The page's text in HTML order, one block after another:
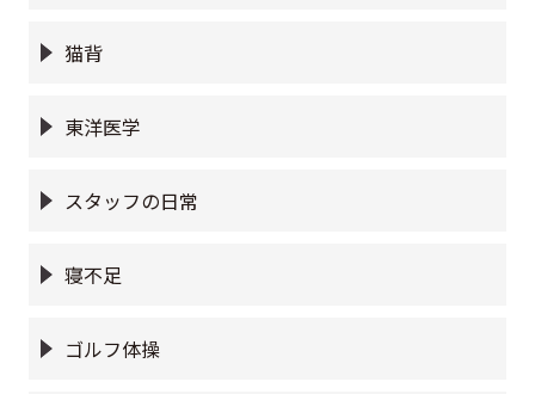
猫背
東洋医学
スタッフの日常
寝不足
ゴルフ体操